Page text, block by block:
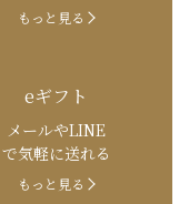
もっと見る
eギフト
メールやLINE
で気軽に送れる
もっと見る